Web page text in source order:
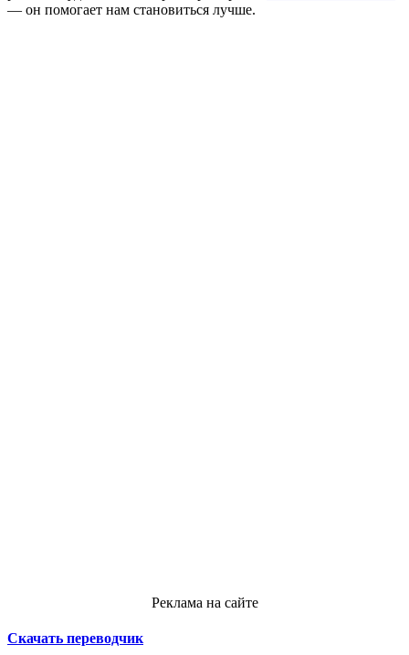
— он помогает нам становиться лучше.
Реклама на сайте
Скачать переводчик